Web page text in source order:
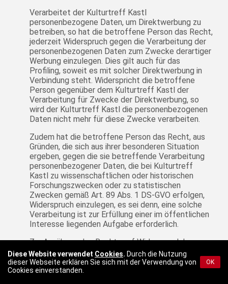
Diese Website verwendet Cookies. Durch die Nutzung
dieser Webseite erklären Sie sich mit der Verwendung von
Cookies einverstanden.
OK
Verarbeitet der Kulturtreff Kastl
personenbezogene Daten, um Direktwerbung zu
betreiben, so hat die betroffene Person das Recht,
jederzeit Widerspruch gegen die Verarbeitung der
personenbezogenen Daten zum Zwecke derartiger
Werbung einzulegen. Dies gilt auch für das
Profiling, soweit es mit solcher Direktwerbung in
Verbindung steht. Widerspricht die betroffene
Person gegenüber dem Kulturtreff Kastl der
Verarbeitung für Zwecke der Direktwerbung, so
wird der Kulturtreff Kastl die personenbezogenen
Daten nicht mehr für diese Zwecke verarbeiten.
Zudem hat die betroffene Person das Recht, aus
Gründen, die sich aus ihrer besonderen Situation
ergeben, gegen die sie betreffende Verarbeitung
personenbezogener Daten, die bei Kulturtreff
Kastl zu wissenschaftlichen oder historischen
Forschungszwecken oder zu statistischen
Zwecken gemäß Art. 89 Abs. 1 DS-GVO erfolgen,
Widerspruch einzulegen, es sei denn, eine solche
Verarbeitung ist zur Erfüllung einer im öffentlichen
Interesse liegenden Aufgabe erforderlich.
Zur Ausübung des Rechts auf Widerspruch kann
sich die betroffene Person direkt an jeden
Mitarbeiter des Kulturtreff Kastl oder einen
anderen Mitarbeiter wenden. Der betroffenen